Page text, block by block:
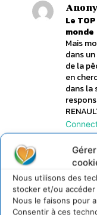
Nous utilisons des
stocker et/ou accéder
Nous le faisons pour
Consentir à ces
Le
monde
Mais
dans
de la
en
dans la
Le
monde
les